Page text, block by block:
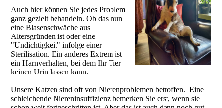
Auch hier können Sie jedes Problem
ganz gezielt behandeln. Ob das nun
eine Blasenschwäche aus
Altersgründen ist oder eine
"Undichtigkeit" infolge einer
Sterilisation. Ein anderes Extrem ist
ein Harnverhalten, bei dem Ihr Tier
keinen Urin lassen kann.
Unsere Katzen sind oft von Nierenproblemen betroffen. Eine
schleichende Niereninsuffizienz bemerken Sie erst, wenn sie